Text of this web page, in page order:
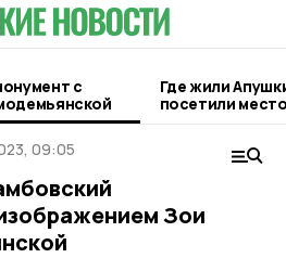
с
Где жили
посетили
гавриловском
09:05
Зои